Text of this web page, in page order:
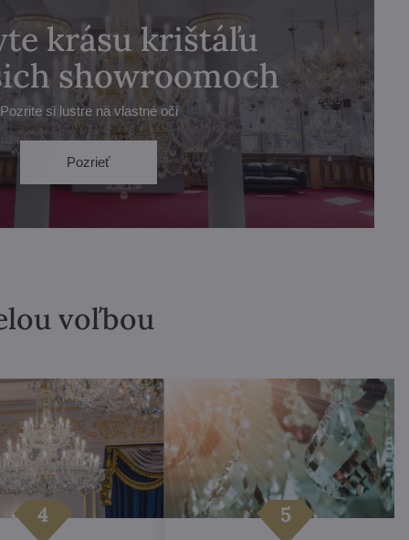
krásu krištáľu
showroomoch
Pozrite si lustre na vlastné oči
Pozrieť
voľbou